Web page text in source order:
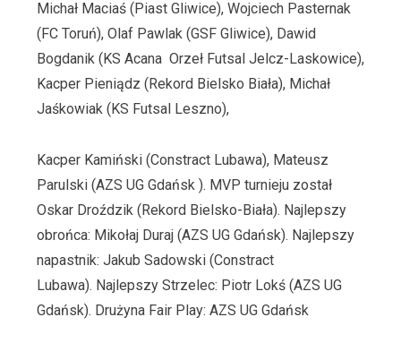
Michał Maciaś (Piast Gliwice), Wojciech Pasternak
(FC Toruń), Olaf Pawlak (GSF Gliwice), Dawid
Bogdanik (KS Acana Orzeł Futsal Jelcz-Laskowice),
Kacper Pieniądz (Rekord Bielsko Biała), Michał
Jaśkowiak (KS Futsal Leszno),
Kacper Kamiński (Constract Lubawa), Mateusz
Parulski (AZS UG Gdańsk ). MVP turnieju został
Oskar Droździk (Rekord Bielsko-Biała). Najlepszy
obrońca: Mikołaj Duraj (AZS UG Gdańsk). Najlepszy
napastnik: Jakub Sadowski (Constract
Lubawa). Najlepszy Strzelec: Piotr Lokś (AZS UG
Gdańsk). Drużyna Fair Play: AZS UG Gdańsk